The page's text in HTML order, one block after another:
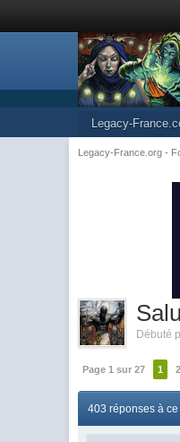
Legacy-
Legacy-France.org -
Débuté
Page 1 sur 27 1 2
403 réponses à